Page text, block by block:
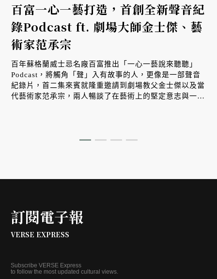
百富一心一藝打造，首創全新聲音紀
錄Podcast ft. 劇場大師金士傑、藝
術家范承宗
百年蘇格蘭威士忌名廠百富推出「一心一藝說來聽聽」
Podcast，將觸角「聲」入有故事的人，更像是一部聲音
紀錄片，首二集來賓就隆重邀請到劇場教父金士傑以及當
代藝術家范承宗，兩人暢談了在藝術上的堅定意志與一路
訂閱電子報
VERSE EXPRESS
Subscribe VERSE Express
to follow the most updated cultural views.